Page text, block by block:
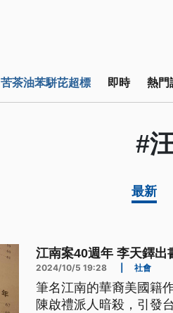
苦茶油苯駢芘超標 即時 熱門
#
最新
江南案40週年 李天鐸出
2024/10/5 19:28 社會
筆名江南的華裔美國籍
陳啟禮派人暗殺，引發